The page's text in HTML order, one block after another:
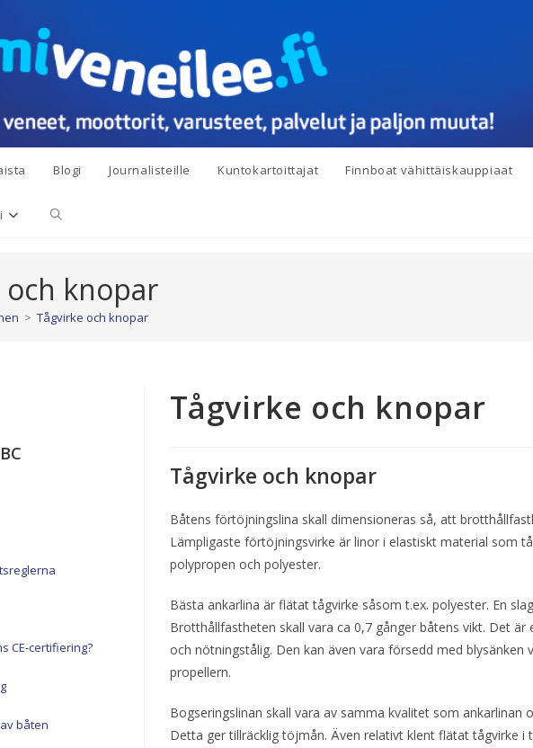
Blogi Journalisteille Kuntokartoittajat Finnboat vähittäiskauppiaat
Toggle
search
och knopar
> Tågvirke och knopar
CE-certifiering?
båten
Tågvirke och knopar
Tågvirke och knopar
Båtens förtöjningslina skall dimensioneras så, att
Lämpligaste förtöjningsvirke är linor i elastiskt material som
polypropen och polyester.
Bästa ankarlina är flätat tågvirke såsom t.ex. polyester. En
Brotthållfastheten skall vara ca 0,7 gånger båtens vikt. Det
och nötningstålig. Den kan även vara försedd med blysänken
propellern.
Bogseringslinan skall vara av samma kvalitet som ankarlinan
Detta ger tillräcklig töjmån. Även relativt klent flätat tågvirke i